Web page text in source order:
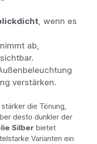
, wenn es
ab,
verstärken.
die Tönung,
desto dunkler der
Silber bietet
Varianten ein